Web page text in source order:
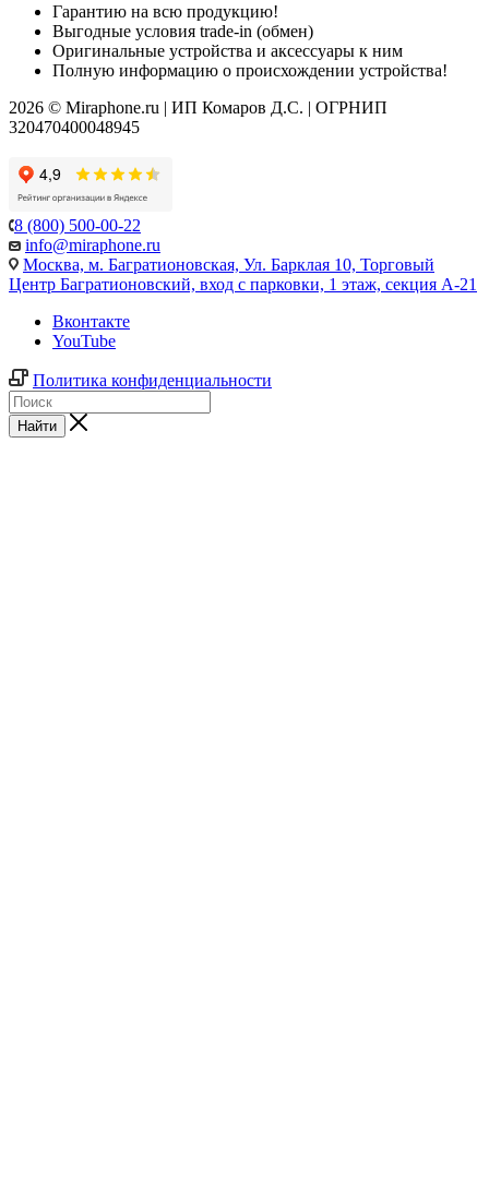
Гарантию на всю продукцию!
Выгодные условия trade-in (обмен)
Оригинальные устройства и аксессуары к ним
Полную информацию о происхождении устройства!
2026 © Miraphone.ru | ИП Комаров Д.С. | ОГРНИП
320470400048945
8 (800) 500-00-22
info@miraphone.ru
Москва, м. Багратионовская, Ул. Барклая 10, Торговый
Центр Багратионовский, вход с парковки, 1 этаж, секция А-21
Вконтакте
YouTube
Политика конфиденциальности
Найти